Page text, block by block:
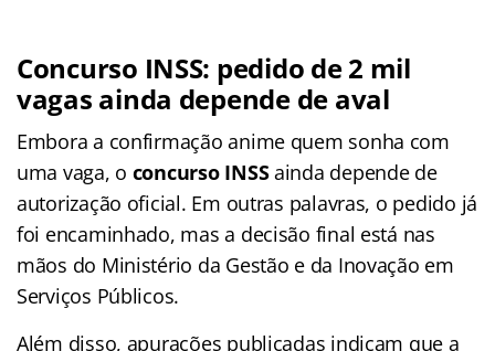
Concurso INSS: pedido de 2 mil
vagas ainda depende de aval
Embora a confirmação anime quem sonha com
uma vaga, o concurso INSSainda depende de
autorização oficial. Em outras palavras, o pedido já
foi encaminhado, mas a decisão final está nas
mãos do Ministério da Gestão e da Inovação em
Serviços Públicos.
Além disso, apurações publicadas indicam que a